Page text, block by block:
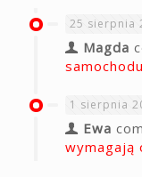
25 sierpnia
Magda
1 sierpnia
Ewa
wymagają